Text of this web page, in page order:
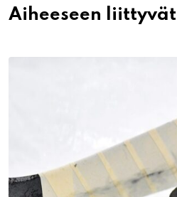
Aiheeseen liittyvät